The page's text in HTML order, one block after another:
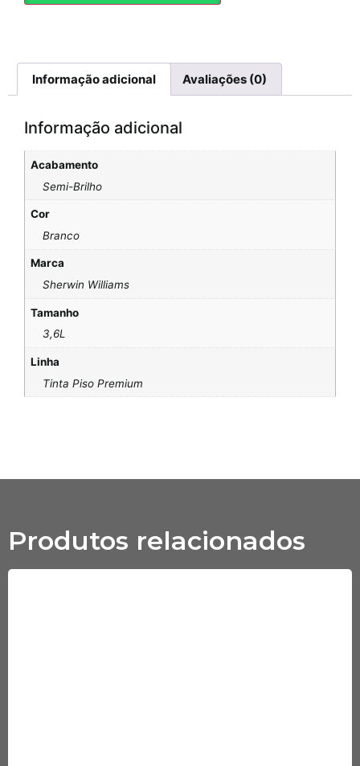
Informação adicional Avaliações (0)
Informação adicional
Acabamento
Semi-Brilho
Cor
Branco
Marca
Sherwin Williams
Tamanho
3,6L
Linha
Tinta Piso Premium
Produtos relacionados